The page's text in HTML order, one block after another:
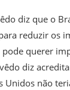
diz que o
reduzir os
pode querer
diz
Unidos não